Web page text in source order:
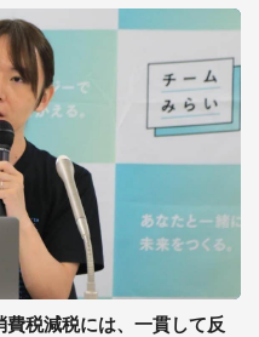
税減税には、一貫して反